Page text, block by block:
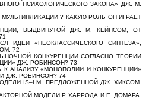
ПСИХОЛОГИЧЕСКОГО ЗАКОНА» ДЖ. М.
? КАКУЮ РОЛЬ ОН ИГРАЕТ
ВЫДВИНУТОЙ ДЖ. М. КЕЙНСОМ, ОТ
ИДЕИ «НЕОКЛАССИЧЕСКОГО СИНТЕЗА»,
72
КОНКУРЕНЦИИ СОГЛАСНО ТЕОРИИ
ДЖ. РОБИНСОН? 73
АНАЛИЗУ «МОНОПОЛИИ И КОНКУРЕНЦИИ»
ДЖ. РОБИНСОН? 74
IS–LM, ПРЕДЛОЖЕННОЙ ДЖ. ХИКСОМ.
МОДЕЛИ Р. ХАРРОДА И Е. ДОМАРА.